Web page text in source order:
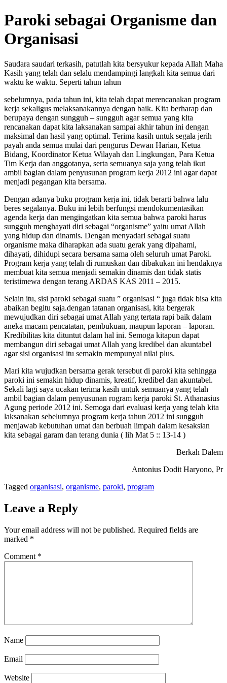
Paroki sebagai Organisme dan
Organisasi
Saudara saudari terkasih, patutlah kita bersyukur kepada Allah Maha
Kasih yang telah dan selalu mendampingi langkah kita semua dari
waktu ke waktu. Seperti tahun tahun
sebelumnya, pada tahun ini, kita telah dapat merencanakan program
kerja sekaligus melaksanakannya dengan baik. Kita berharap dan
berupaya dengan sungguh – sungguh agar semua yang kita
rencanakan dapat kita laksanakan sampai akhir tahun ini dengan
maksimal dan hasil yang optimal. Terima kasih untuk segala jerih
payah anda semua mulai dari pengurus Dewan Harian, Ketua
Bidang, Koordinator Ketua Wilayah dan Lingkungan, Para Ketua
Tim Kerja dan anggotanya, serta semuanya saja yang telah ikut
ambil bagian dalam penyusunan program kerja 2012 ini agar dapat
menjadi pegangan kita bersama.
Dengan adanya buku program kerja ini, tidak berarti bahwa lalu
beres segalanya. Buku ini lebih berfungsi mendokumentasikan
agenda kerja dan mengingatkan kita semua bahwa paroki harus
sungguh menghayati diri sebagai “organisme” yaitu umat Allah
yang hidup dan dinamis. Dengan menyadari sebagai suatu
organisme maka diharapkan ada suatu gerak yang dipahami,
dihayati, dihidupi secara bersama sama oleh seluruh umat Paroki.
Program kerja yang telah di rumuskan dan dibakukan ini hendaknya
membuat kita semua menjadi semakin dinamis dan tidak statis
teristimewa dengan terang ARDAS KAS 2011 – 2015.
Selain itu, sisi paroki sebagai suatu ” organisasi “ juga tidak bisa kita
abaikan begitu saja.dengan tatanan organisasi, kita bergerak
mewujudkan diri sebagai umat Allah yang tertata rapi baik dalam
aneka macam pencatatan, pembukuan, maupun laporan – laporan.
Kredibilitas kita dituntut dalam hal ini. Semoga kitapun dapat
membangun diri sebagai umat Allah yang kredibel dan akuntabel
agar sisi organisasi itu semakin mempunyai nilai plus.
Mari kita wujudkan bersama gerak tersebut di paroki kita sehingga
paroki ini semakin hidup dinamis, kreatif, kredibel dan akuntabel.
Sekali lagi saya ucakan terima kasih untuk semuanya yang telah
ambil bagian dalam penyusunan rogram kerja paroki St. Athanasius
Agung periode 2012 ini. Semoga dari evaluasi kerja yang telah kita
laksanakan sebelumnya program kerja tahun 2012 ini sungguh
menjawab kebutuhan umat dan berbuah limpah dalam kesaksian
kita sebagai garam dan terang dunia ( lih Mat 5 :: 13-14 )
Berkah Dalem
Antonius Dodit Haryono, Pr
Tagged organisasi, organisme, paroki, program
Leave a Reply
Your email address will not be published. Required fields are
marked *
Comment *
Name
Email
Website